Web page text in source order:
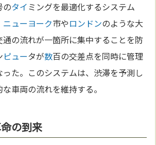
のタイミングを最適化するシステム
ニューヨーク市やロンドンのような大
の流れが一箇所に集中することを防
ピュータが数百の交差点を同時に管理
った。このシステムは、渋滞を予測し
車両の流れを維持する。
の到来